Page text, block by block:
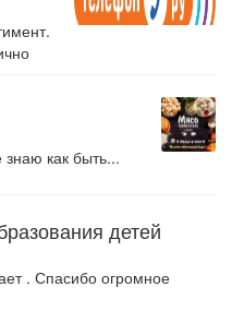
знаю как быть...
детей
. Спасибо огромное